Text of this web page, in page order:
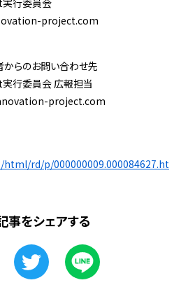
行委員会
project.com
らのお問い合わせ先
行委員会 広報担当
project.com
rd/p/000000009.000084627.ht
事をシェアする